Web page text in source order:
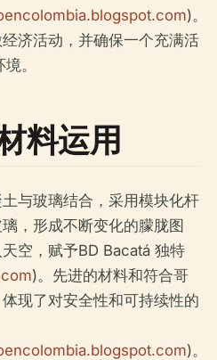
)。
济活动，并确保一个充满活
。
料运用
与玻璃结合，采用模块化杆
，形成不断变化的朦胧图
空，赋予BD Bacatá 独特
)。先进的材料和符合哥
现了对安全性和可持续性的
)。